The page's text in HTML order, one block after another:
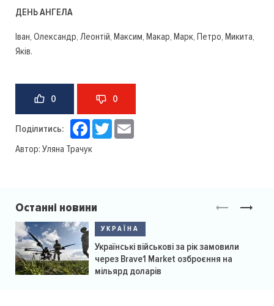
ДЕНЬ АНГЕЛА
Іван, Олександр, Леонтій, Максим, Макар, Марк, Петро, Микита,
Яків.
0 0
Поділитись: Facebook
Twitter
Автор: Уляна Трачук
Останні новини
УКРАЇНА
Українські військові за рік замовили
через Brave1 Market озброєння на
мільярд доларів